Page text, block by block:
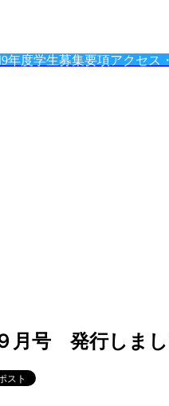
年度学生募集要項アクセス
月号 発行しまし